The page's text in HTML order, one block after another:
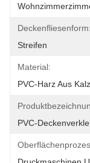
Deckenfliesenform:
Streifen
Material:
PVC-Harz Aus
PVC-